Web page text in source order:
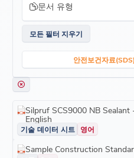
문서 유형
모든 필터 지우기
안전보건자료
Silpruf SCS9000 NB Sealant
English
기술 데이터 시트 영어
Sample Construction